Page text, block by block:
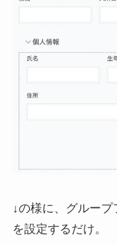
↓の様に、グルー
を設定するだけ。